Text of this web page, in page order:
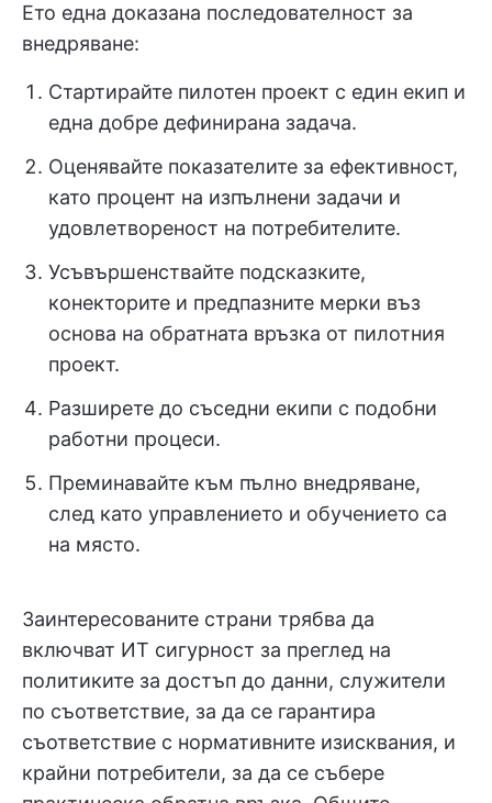
Ето една доказана последователност за
внедряване:
Стартирайте пилотен проект с един екип и
една добре дефинирана задача.
Оценявайте показателите за ефективност,
като процент на изпълнени задачи и
удовлетвореност на потребителите.
Усъвършенствайте подсказките,
конекторите и предпазните мерки въз
основа на обратната връзка от пилотния
проект.
Разширете до съседни екипи с подобни
работни процеси.
Преминавайте към пълно внедряване,
след като управлението и обучението са
на място.
Заинтересованите страни трябва да
включват ИТ сигурност за преглед на
политиките за достъп до данни, служители
по съответствие, за да се гарантира
съответствие с нормативните изисквания, и
крайни потребители, за да се събере